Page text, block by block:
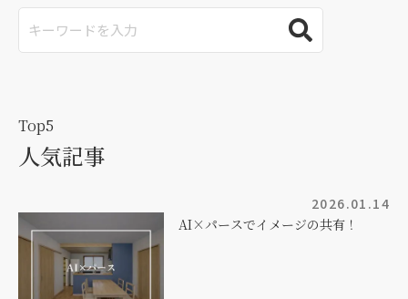
Top5
人気記事
2026.01.14
AI×パースでイメージの共有！